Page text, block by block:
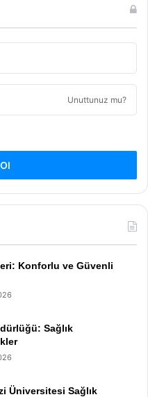
Unuttunuz mu?
Konforlu ve Güvenli
Sağlık
Üniversitesi Sağlık